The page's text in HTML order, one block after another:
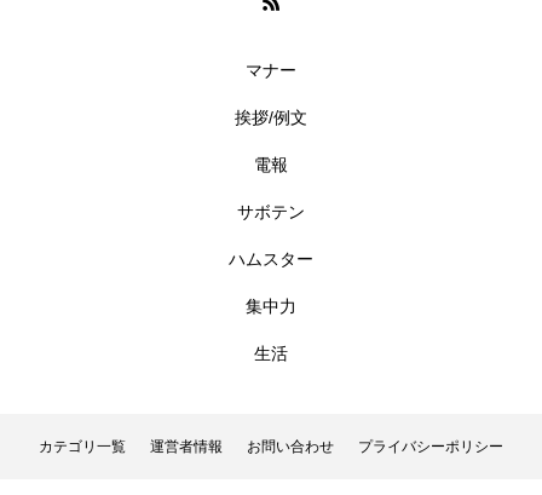
マナー
挨拶/例文
電報
サボテン
ハムスター
集中力
生活
カテゴリ一覧 運営者情報 お問い合わせ プライバシーポリシー